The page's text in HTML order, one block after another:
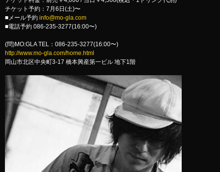
チケット予約：7月6日(土)〜
■メール予約 info@mo-gla.com
■電話予約 086-235-3277(16:00〜)
(問)MO:GLA TEL：086-235-3277(16:00〜)
http://www.mo-gla.com/home.html
岡山市北区中央町3-17 橋本興産第一ビル 地下1階